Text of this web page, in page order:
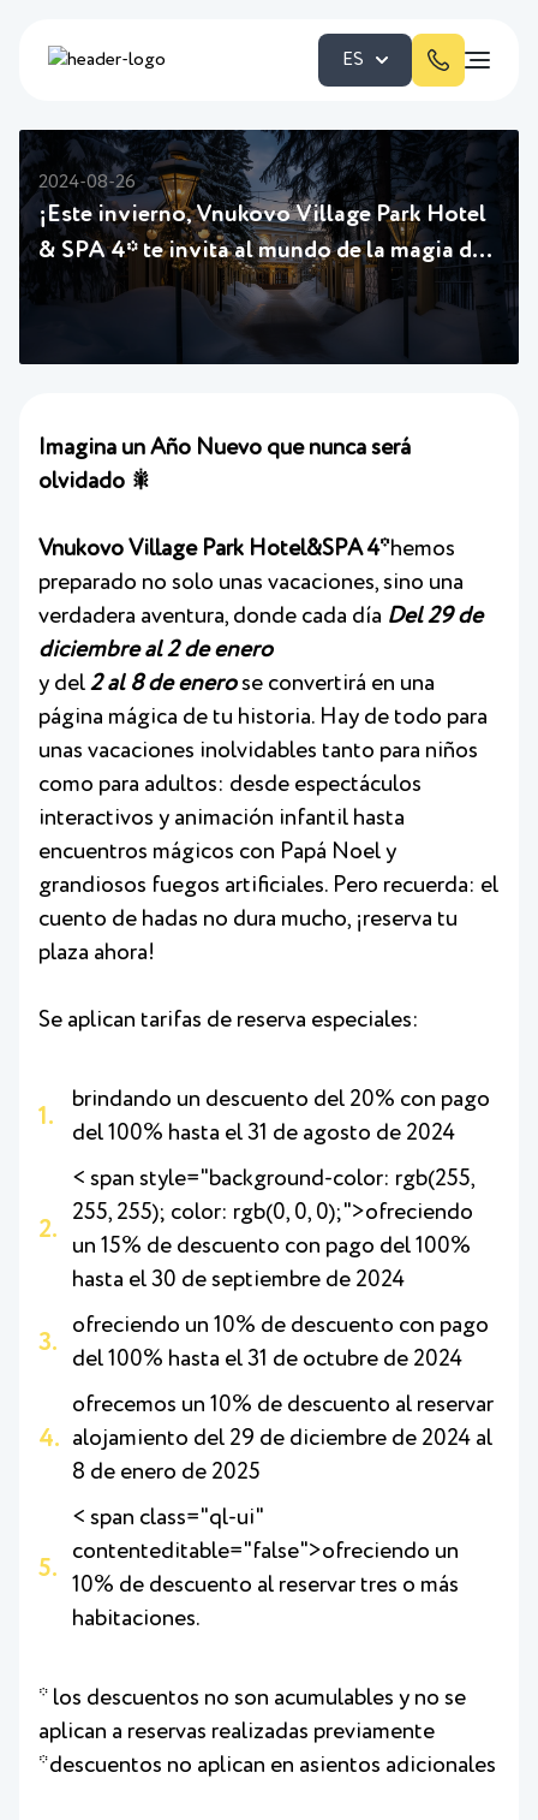
ES
2024-08-26
¡Este invierno, Vnukovo Village Park Hotel
& SPA 4* te invita al mundo de la magia del
Año Nuevo!
Imagina un Año Nuevo que nunca será
olvidado 🎇
Vnukovo Village Park Hotel&SPA 4*hemos
preparado no solo unas vacaciones, sino una
verdadera aventura, donde cada día Del 29 de
diciembre al 2 de enero
y del 2 al 8 de enerose convertirá en una
página mágica de tu historia. Hay de todo para
unas vacaciones inolvidables tanto para niños
como para adultos: desde espectáculos
interactivos y animación infantil hasta
encuentros mágicos con Papá Noel y
grandiosos fuegos artificiales. Pero recuerda: el
cuento de hadas no dura mucho, ¡reserva tu
plaza ahora!
Se aplican tarifas de reserva especiales:
brindando un descuento del 20% con pago
del 100% hasta el 31 de agosto de 2024
< span style="background-color: rgb(255,
255, 255); color: rgb(0, 0, 0);">ofreciendo
un 15% de descuento con pago del 100%
hasta el 30 de septiembre de 2024
ofreciendo un 10% de descuento con pago
del 100% hasta el 31 de octubre de 2024
ofrecemos un 10% de descuento al reservar
alojamiento del 29 de diciembre de 2024 al
8 de enero de 2025
< span class="ql-ui"
contenteditable="false">ofreciendo un
10% de descuento al reservar tres o más
habitaciones.
* los descuentos no son acumulables y no se
aplican a reservas realizadas previamente
*descuentos no aplican en asientos adicionales